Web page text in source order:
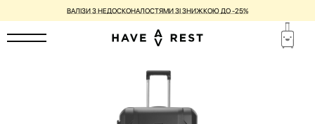
ГАРАНТІЯ 1 РІК ТА БЕЗКОШТОВНИЙ РЕМОНТ ДЛЯ КОЖНОЇ ВАЛІЗИ